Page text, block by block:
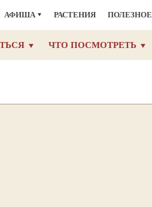
АФИША РАСТЕНИЯ ПОЛЕЗНОЕ
ЧТО ПОСМОТРЕТЬ